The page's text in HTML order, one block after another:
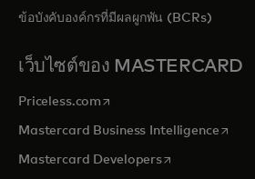
ข้อบังคับองค์กรที่มีผลผูกพัน (BCRs)
เว็บไซต์ของ MASTERCARD
Priceless.com opens in a new tab
Mastercard Business Intelligence
Mastercard Developersopens in a new